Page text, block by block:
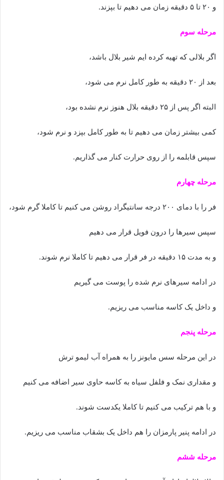
و ۲۰ تا ۵ دقیقه زمان می دهیم تا بپزند.
مرحله سوم
اگر بلالی که تهیه کرده ایم شیر بلال باشد،
بعد از ۲۰ دقیقه به طور کامل نرم می شود،
البته اگر پس از ۲۵ دقیقه بلال هنوز نرم نشده بود،
کمی بیشتر زمان می دهیم تا به طور کامل بپزد و نرم شود،
سپس قابلمه را از روی حرارت کنار می گذاریم.
مرحله چهارم
فر را با دمای ۲۰۰ درجه سانتیگراد روشن می کنیم تا کاملا گرم شود،
سپس سیرها را درون فویل قرار می دهیم
و به مدت ۱۵ دقیقه در فر قرار می دهیم تا کاملا نرم شوند.
در ادامه سیرهای نرم شده را پوست می گیریم
و داخل یک کاسه مناسب می ریزیم.
مرحله پنجم
در این مرحله سس مایونز را به همراه آب لیمو ترش
و مقداری نمک و فلفل سیاه به کاسه حاوی سیر اضافه می کنیم
و با هم ترکیب می کنیم تا کاملا یکدست شوند.
در ادامه پنیر پارمزان را هم داخل یک بشقاب مناسب می ریزیم.
مرحله ششم